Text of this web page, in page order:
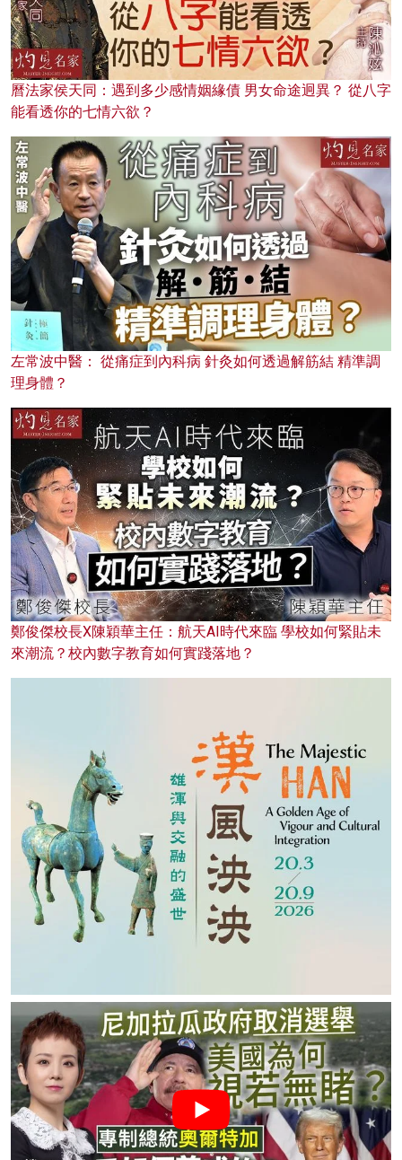
曆法家侯天同：遇到多少感情姻緣債 男女命途迥異？ 從八字
能看透你的七情六欲？
左常波中醫： 從痛症到內科病 針灸如何透過解筋結 精準調
理身體？
鄭俊傑校長X陳穎華主任：航天AI時代來臨 學校如何緊貼未
來潮流？校內數字教育如何實踐落地？